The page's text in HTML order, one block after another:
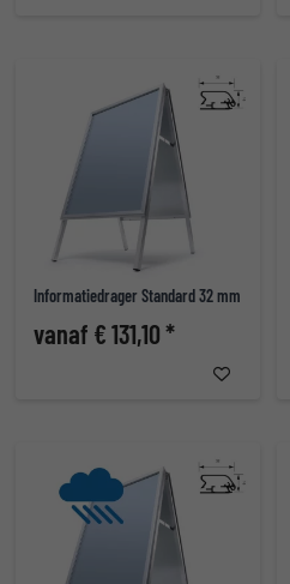
Informatiedrager Standard 32 mm
vanaf € 131,10 *